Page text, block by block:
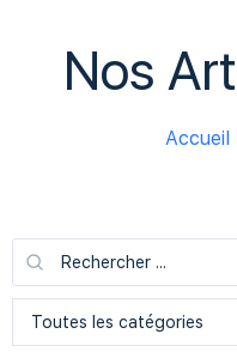
Nos
Accueil